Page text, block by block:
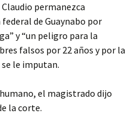
permanezca
de Guaynabo por
y “un peligro para la
falsos por 22 años y por la
le imputan.
el magistrado dijo
la corte.